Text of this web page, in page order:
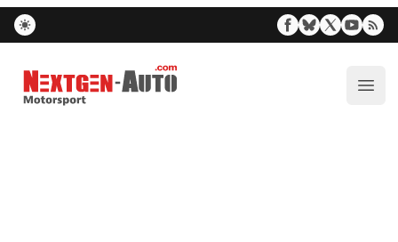
Nextgen-Auto.com